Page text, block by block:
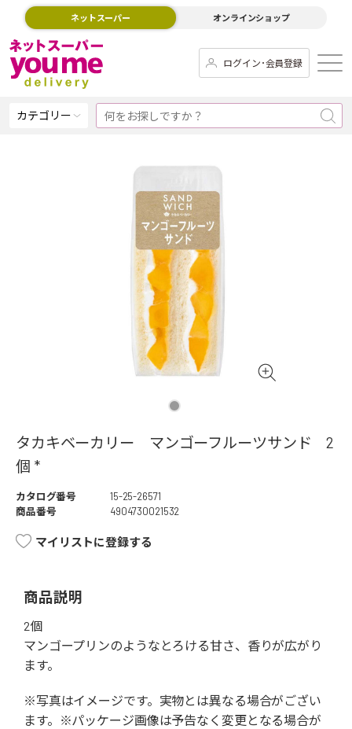
ネットスーパー オンラインショップ
ログイン･会員登録
カテゴリー
タカキベーカリー マンゴーフルーツサンド 2
個 *
カタログ番号
15-25-26571
商品番号
4904730021532
マイリストに登録する
商品説明
2個
マンゴープリンのようなとろける甘さ、香りが広がり
ます。
※写真はイメージです。実物とは異なる場合がござい
ます。※パッケージ画像は予告なく変更となる場合が